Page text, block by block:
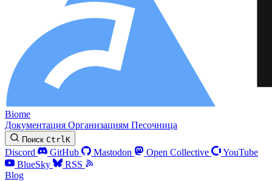
Biome
Документация Организациям Песочница
Поиск CtrlK
Discord GitHub Mastodon Open Collective
YouTube
BlueSky
RSS
Blog